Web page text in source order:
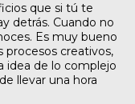
que si tú te
detrás. Cuando no
Es muy bueno
procesos creativos,
idea de lo complejo
llevar una hora